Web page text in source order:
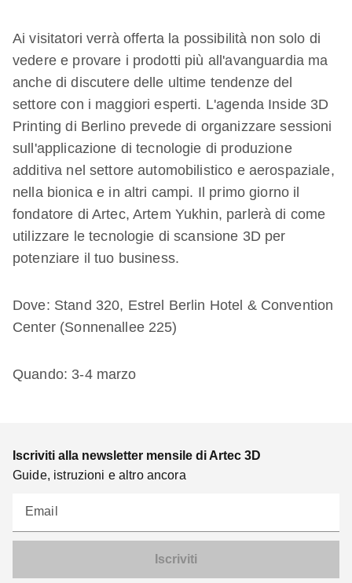
Ai visitatori verrà offerta la possibilità non solo di
vedere e provare i prodotti più all'avanguardia ma
anche di discutere delle ultime tendenze del
settore con i maggiori esperti. L'agenda Inside 3D
Printing di Berlino prevede di organizzare sessioni
sull'applicazione di tecnologie di produzione
additiva nel settore automobilistico e aerospaziale,
nella bionica e in altri campi. Il primo giorno il
fondatore di Artec, Artem Yukhin, parlerà di come
utilizzare le tecnologie di scansione 3D per
potenziare il tuo business.
Dove: Stand 320, Estrel Berlin Hotel & Convention
Center (Sonnenallee 225)
Quando: 3-4 marzo
Iscriviti alla newsletter mensile di Artec 3D
Guide, istruzioni e altro ancora
Email